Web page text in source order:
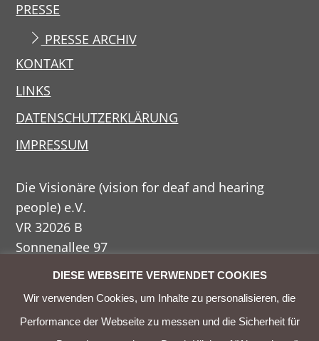
PRESSE
PRESSE ARCHIV
KONTAKT
LINKS
DATENSCHUTZERKLÄRUNG
IMPRESSUM
Die Visionäre (vision for deaf and hearing
people) e.V.
VR 32026 B
Sonnenallee 97
12045 Berlin
Telefon
030 / 459 77 437
Telefax
030 / 459 77 452
DIESE WEBSEITE VERWENDET COOKIES
Wir verwenden Cookies, um Inhalte zu personalisieren, die
Performance der Webseite zu messen und die Sicherheit für